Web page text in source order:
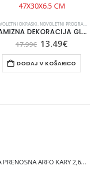
OKRASKI, NOVOLETNI PROGRAM
NAMIZNA DEKORACIJA GLOSSTYLE LESENA V OKVIRU IMITACIJA DREVES 47X30X6.5 CM
17.99€ Izvirna
je
bila:
17.99€.
13.49€
je:
13.49€.
DODAJ V KOŠARICO
KLIMATSKA NAPRAVA PRENOSNA ARFO KARY 2,6KW